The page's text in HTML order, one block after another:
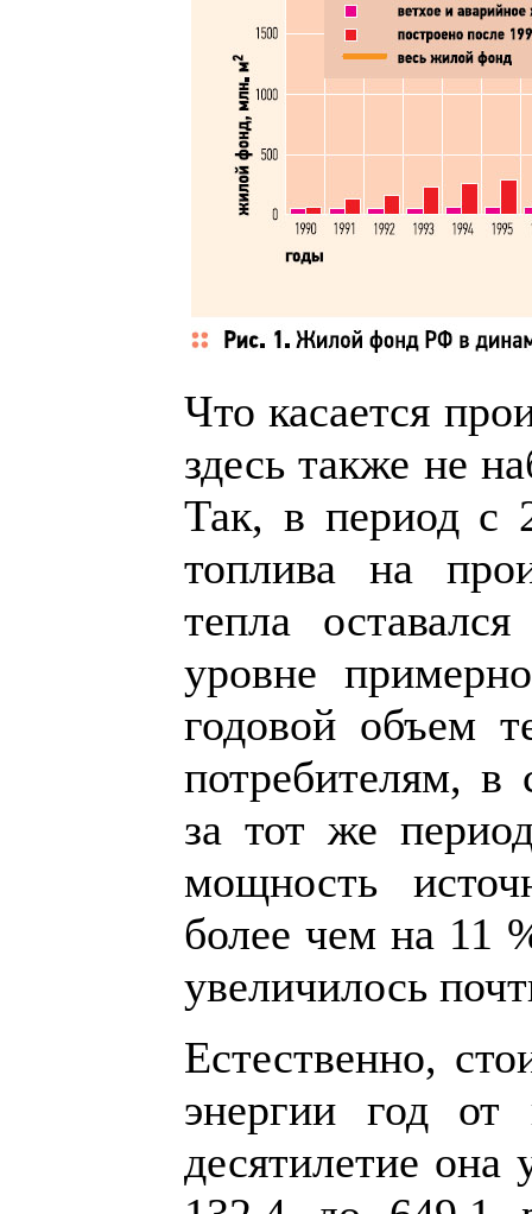
Что касается
здесь также не
Так, в период с
топлива на
тепла
уровне
годовой объем
потребителям, в
за тот же
мощность
более чем на 11
увеличилось
Естественно,
энергии год от
десятилетие она